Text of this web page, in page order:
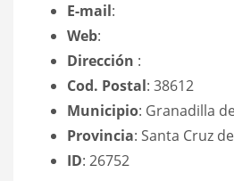
E-mail:
Web:
Dirección :
Cod. Postal: 38612
Municipio: Granadilla
Provincia: Santa Cruz
ID: 26752